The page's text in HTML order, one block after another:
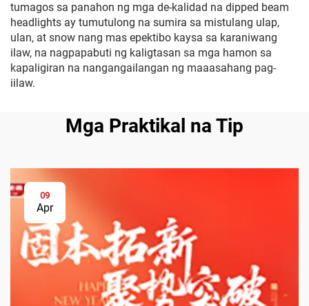
tumagos sa panahon ng mga de-kalidad na dipped beam
headlights ay tumutulong na sumira sa mistulang ulap,
ulan, at snow nang mas epektibo kaysa sa karaniwang
ilaw, na nagpapabuti ng kaligtasan sa mga hamon sa
kapaligiran na nangangailangan ng maaasahang pag-
iilaw.
Mga Praktikal na Tip
09
Apr